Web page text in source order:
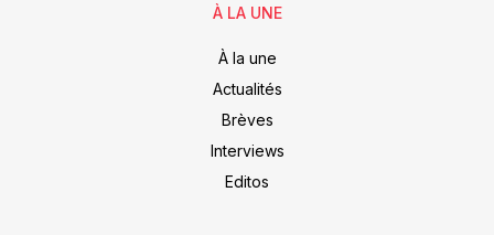
À LA UNE
À la une
Actualités
Brèves
Interviews
Editos